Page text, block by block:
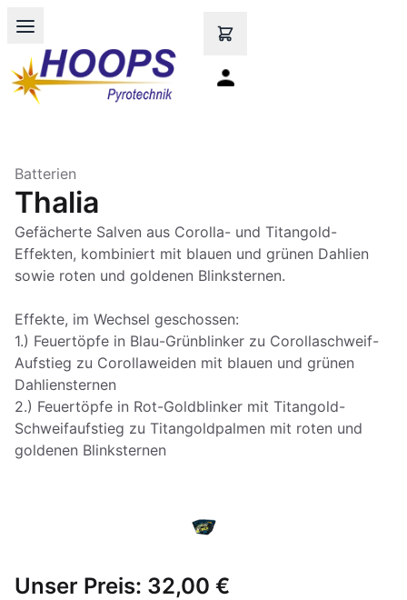
Open main menu
Batterien
Thalia
Gefächerte Salven aus Corolla- und Titangold-
Effekten, kombiniert mit blauen und grünen Dahlien
sowie roten und goldenen Blinksternen.
Effekte, im Wechsel geschossen:
1.) Feuertöpfe in Blau-Grünblinker zu Corollaschweif-
Aufstieg zu Corollaweiden mit blauen und grünen
Dahliensternen
2.) Feuertöpfe in Rot-Goldblinker mit Titangold-
Schweifaufstieg zu Titangoldpalmen mit roten und
goldenen Blinksternen
Unser Preis: 32,00 €